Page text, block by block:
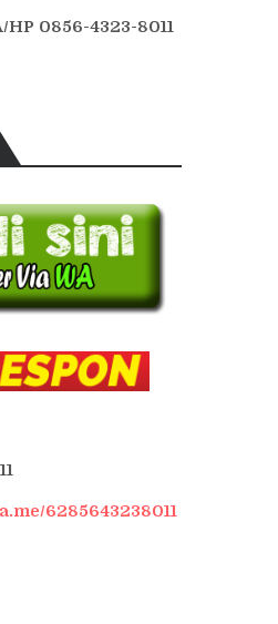
0856-4323-8011
6285643238011